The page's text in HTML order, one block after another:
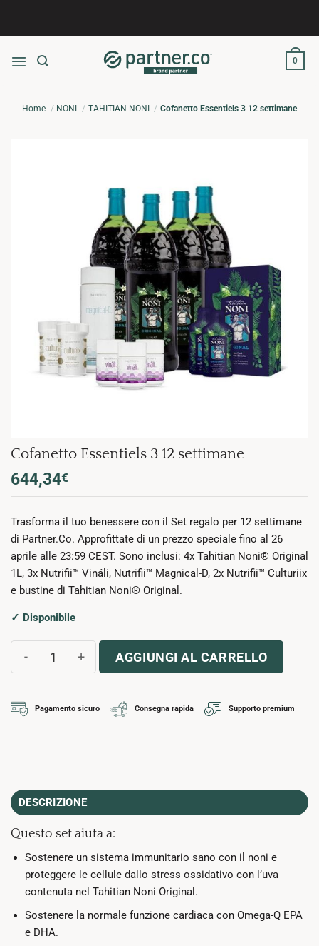
0
Home NONI TAHITIAN NONI Cofanetto Essentiels 3 12 settimane
Cofanetto Essentiels 3 12 settimane
644,34€
Trasforma il tuo benessere con il Set regalo per 12 settimane
di Partner.Co. Approfittate di un prezzo speciale fino al 26
aprile alle 23:59 CEST. Sono inclusi: 4x Tahitian Noni® Original
1L, 3x Nutrifii™ Vináli, Nutrifii™ Magnical-D, 2x Nutrifii™ Culturiix
e bustine di Tahitian Noni® Original.
✓ Disponibile
AGGIUNGI AL CARRELLO
Pagamento sicuro Consegna rapida Supporto premium
DESCRIZIONE
Questo set aiuta a:
Sostenere un sistema immunitario sano con il noni e
proteggere le cellule dallo stress ossidativo con l’uva
contenuta nel Tahitian Noni Original.
Sostenere la normale funzione cardiaca con Omega-Q EPA
e DHA.